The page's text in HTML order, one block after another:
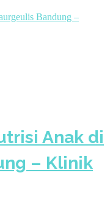
Anak di
– Klinik